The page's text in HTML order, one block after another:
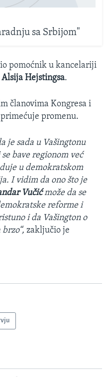
sa Srbijom"
pomoćnik u kancelariji
Alsija Hejstingsa.
članovima Kongresa i
promenu.
je sada u Vašingtonu
bave regionom već
u demokratskom
I vidim da ono što je
Vučićmože da se
reforme i
i da Vašington o
zaključio je